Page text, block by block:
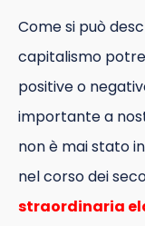
Come si può
capitalismo
positive o
importante a
non è mai stato
nel corso dei
straordinaria